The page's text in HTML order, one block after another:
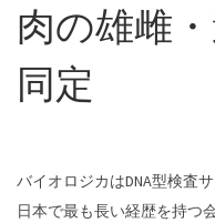
肉の雄雌
同定
バイオロジカはDNA型検査
日本で最も長い経歴を持つ